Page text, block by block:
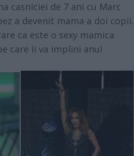
casniciei de 7 ani cu Marc
a devenit mama a doi copii.
ca este o sexy mamica
care ii va implini anul